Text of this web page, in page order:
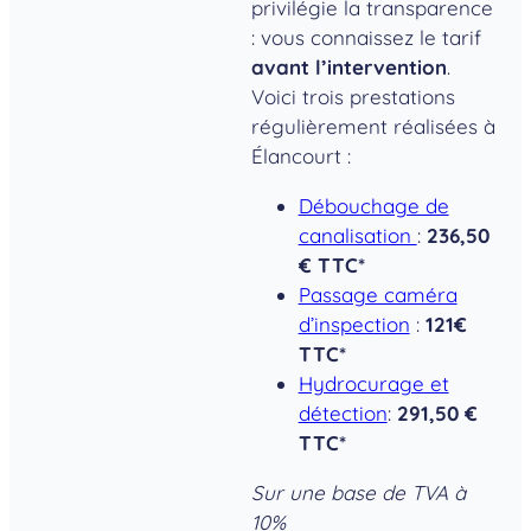
privilégie la transparence
: vous connaissez le tarif
avant l’intervention.
Voici trois prestations
régulièrement réalisées à
Élancourt :
Débouchage de
canalisation : 236,50
€ TTC*
Passage caméra
d’inspection : 121€
TTC*
Hydrocurage et
détection: 291,50 €
TTC*
Sur une base de TVA à
10%